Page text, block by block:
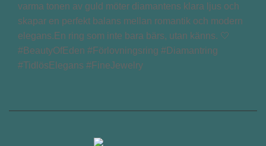
varma tonen av guld möter diamantens klara ljus och
skapar en perfekt balans mellan romantik och modern
elegans.En ring som inte bara bärs, utan känns. 🤍
#BeautyOfEden #Förlovningsring #Diamantring
#TidlösElegans #FineJewelry